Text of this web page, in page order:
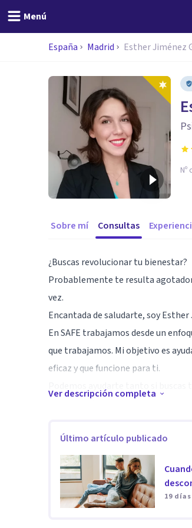
Menú
España Madrid Esther Jiménez
Sobre mí Consultas
¿Buscas revolucionar tu bienestar?
Probablemente te resulta
vez.
Encantada de saludarte, soy
En SAFE trabajamos desde un
que trabajamos. Mi objetivo es
eficaz y que funcione para ti.
Especialidad
Somos expertas en Terapia
permite seleccionar a la
Estos son algunos de los aspectos
Terapia individual (Estado de
Ver descripción completa
Último artículo publicado
19 días